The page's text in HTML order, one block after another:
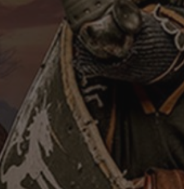
ti a cualquier
de tu reserva